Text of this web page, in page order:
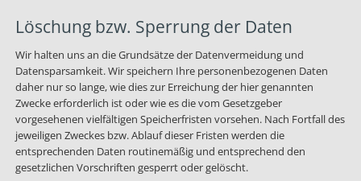
Löschung bzw. Sperrung der Daten
Wir halten uns an die Grundsätze der Datenvermeidung und
Datensparsamkeit. Wir speichern Ihre personenbezogenen Daten
daher nur so lange, wie dies zur Erreichung der hier genannten
Zwecke erforderlich ist oder wie es die vom Gesetzgeber
vorgesehenen vielfältigen Speicherfristen vorsehen. Nach Fortfall des
jeweiligen Zweckes bzw. Ablauf dieser Fristen werden die
entsprechenden Daten routinemäßig und entsprechend den
gesetzlichen Vorschriften gesperrt oder gelöscht.